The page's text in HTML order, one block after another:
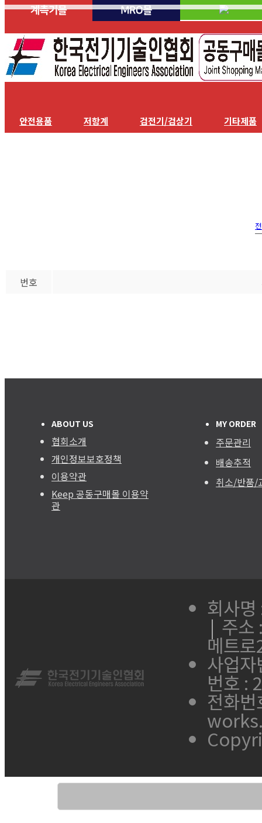
안전용품 저항계 검전기/검상기 기타제품
번호
ABOUT US
협회소개
개인정보보호정책
이용약관
Keep 공동구매몰 이용약
관
MY ORDER
주문관리
배송추적
취소/반품/
회사
| 주소
메트
사업
번호 :
전화